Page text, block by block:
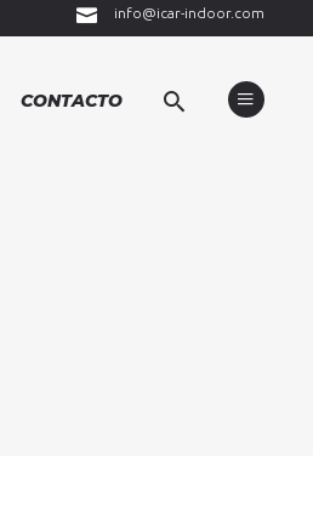
info@icar-indoor.com
CONTACTO